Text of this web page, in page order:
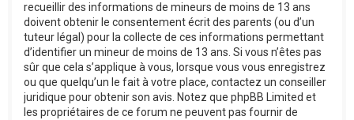
recueillir des informations de mineurs de moins de 13 ans
doivent obtenir le consentement écrit des parents (ou d’un
tuteur légal) pour la collecte de ces informations permettant
d’identifier un mineur de moins de 13 ans. Si vous n’êtes pas
sûr que cela s’applique à vous, lorsque vous vous enregistrez
ou que quelqu’un le fait à votre place, contactez un conseiller
juridique pour obtenir son avis. Notez que phpBB Limited et
les propriétaires de ce forum ne peuvent pas fournir de